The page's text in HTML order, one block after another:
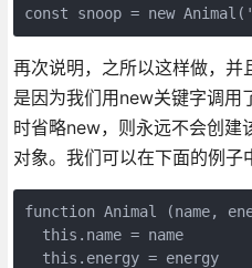
再次说明，之所以这样做，并
是因为我们用new关键字调用
时省略new，则永远不会创建
对象。我们可以在下面的例子
function Animal (name,
  this.name = name
  this.energy = energy